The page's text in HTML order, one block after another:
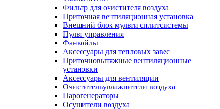
Фильтр для очистителя воздуха
Приточная вентиляционная установка
Внешний блок мульти сплитсистемы
Пульт управления
Фанкойлы
Аксессуары для тепловых завес
Приточновытяжные вентиляционные
установки
Аксессуары для вентиляции
Очистительувлажнители воздуха
Парогенераторы
Осушители воздуха